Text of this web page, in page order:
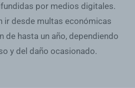
por medios digitales.
ir desde multas económicas
de hasta un año, dependiendo
y del daño ocasionado.